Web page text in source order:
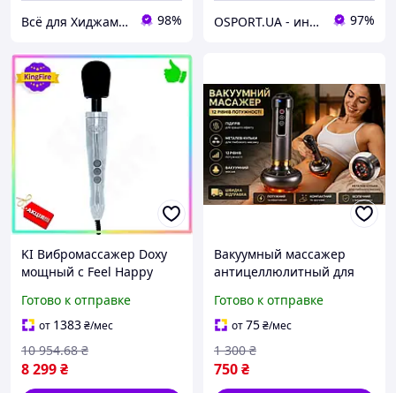
Всё для Хиджамы, Массажа, Гирудотерапии и Оздоровления! 98% OSPORT.UA - интернет магазин спортивных товаров 97%
KI Вибромассажер Doxy
мощный с Feel Happy
для массажа тела и
релаксации массаже
FIR41_R
Готово к отправке
от 1383₴/мес
8 299₴
10 954.68 ₴
Вакуумный массажер
антицеллюлитный для
металлическими
шариками коррекции
фигуры эффект
лимфодренажный массаж
Готово к отправке
от75₴/мес
750₴
1 300 ₴